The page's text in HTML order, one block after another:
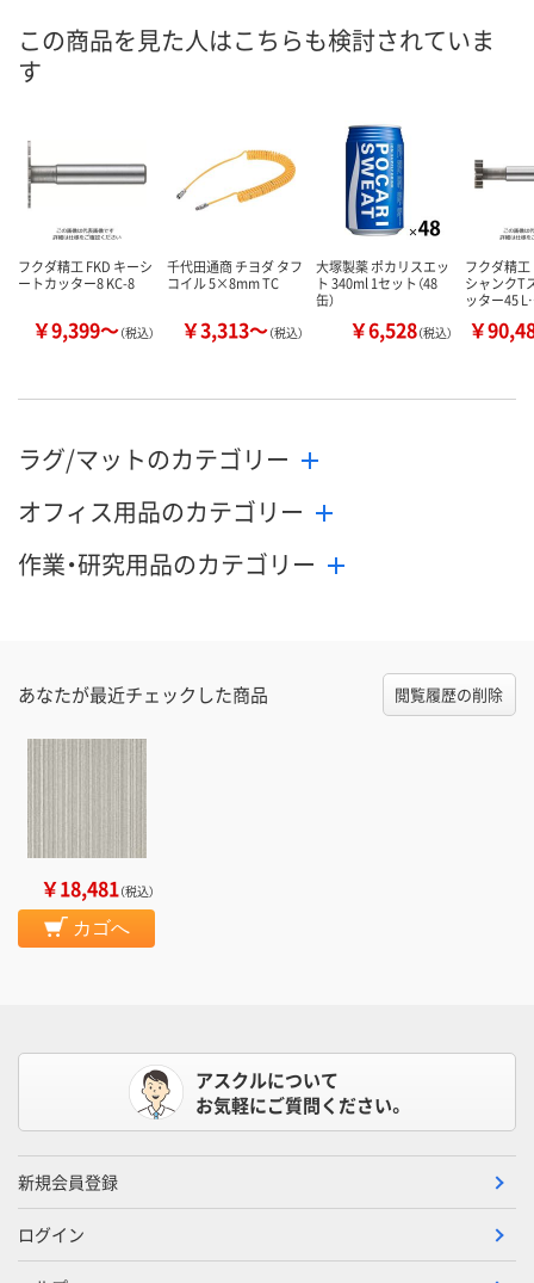
9月1日（火）まで
カゴへ
この商品を見た人はこちらも検討されていま
す
フクダ精工 FKD キーシ
ートカッター8 KC-8
￥9,399～（税込）
千代田通商 チヨダ タフ
コイル 5×8mm TC
￥3,313～（税込）
大塚製薬 ポカリスエッ
ト 340ml 1セット（48
缶）
￥6,528（税込）
フクダ精工
シャンクT
ッター45
￥
ラグ/マットのカテゴリー
オフィス用品のカテゴリー
作業・研究用品のカテゴリー
あなたが最近チェックした商品 閲覧履歴の削除
￥18,481（税込）
カゴへ
アスクルについて
お気軽にご質問ください。
新規会員登録
ログイン